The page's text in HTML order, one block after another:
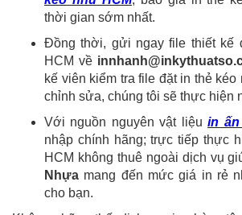
thời gian sớm nhất.
Đồng thời, gửi ngay file thiết kế
HCM về
kế viên kiểm tra file đặt in thẻ kéo
chỉnh sửa, chúng tôi sẽ thực hiện
Với nguồn nguyên vật liệuin
nhập chính hãng; trực tiếp thực
HCM không thuê ngoài dịch vụ
Nhựa mang đến mức giá in rẻ
cho bạn.